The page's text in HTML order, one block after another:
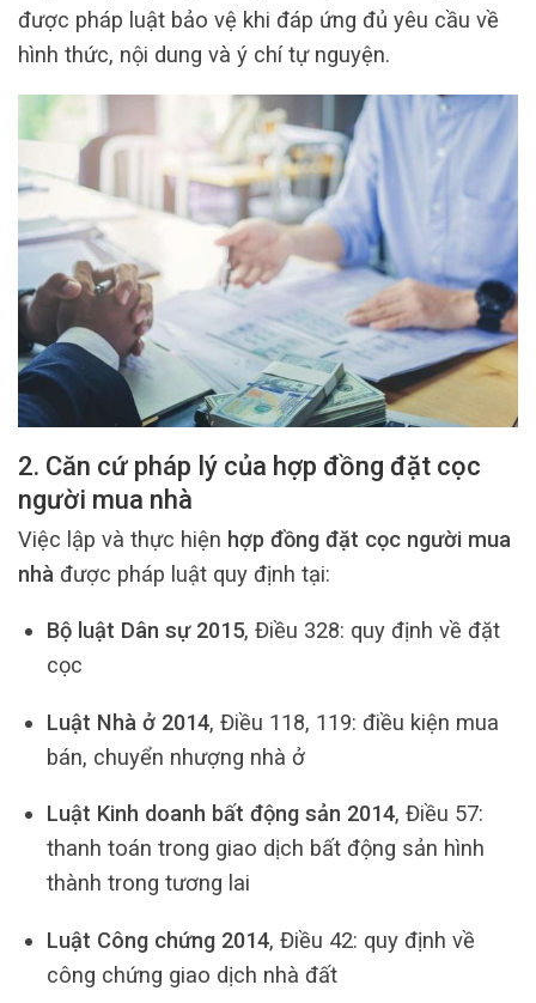
được pháp luật bảo vệ khi đáp ứng đủ yêu cầu về
hình thức, nội dung và ý chí tự nguyện.
2. Căn cứ pháp lý của hợp đồng đặt cọc
người mua nhà
Việc lập và thực hiện hợp đồng đặt cọc người mua
nhà được pháp luật quy định tại:
Bộ luật Dân sự 2015, Điều 328: quy định về đặt
cọc
Luật Nhà ở 2014, Điều 118, 119: điều kiện mua
bán, chuyển nhượng nhà ở
Luật Kinh doanh bất động sản 2014, Điều 57:
thanh toán trong giao dịch bất động sản hình
thành trong tương lai
Luật Công chứng 2014, Điều 42: quy định về
công chứng giao dịch nhà đất